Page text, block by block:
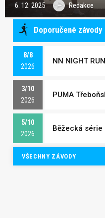
6. 12. 2025 Redakce
Doporučené závody
8/8
2026
NN NIGHT
3/10
2026
PUMA
5/10
2026
Běžecká série
VŠECHNY ZÁVODY